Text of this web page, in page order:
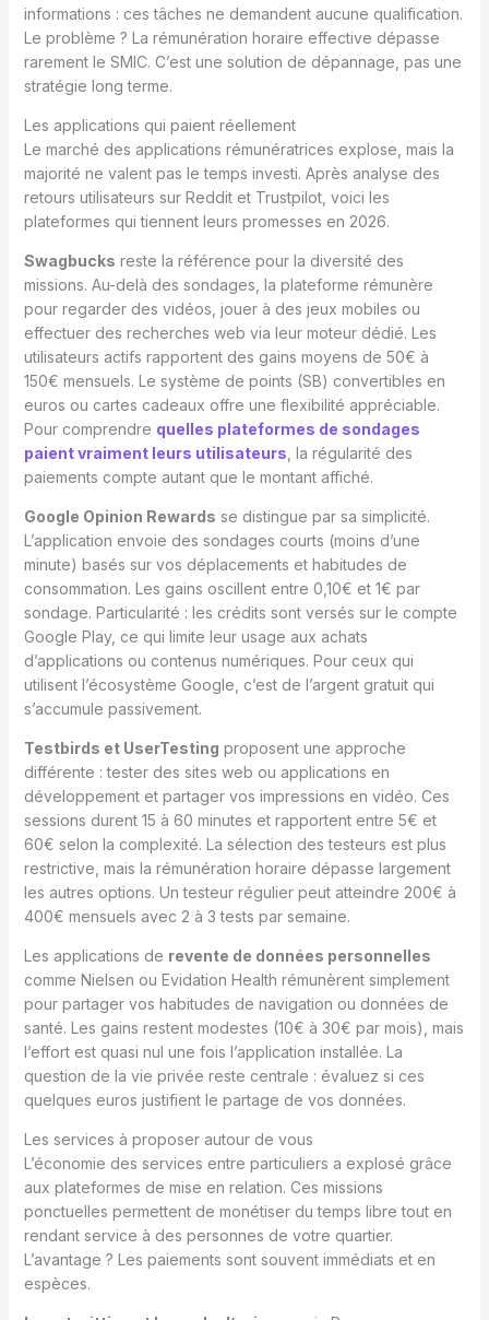
informations : ces tâches ne demandent aucune qualification.
Le problème ? La rémunération horaire effective dépasse
rarement le SMIC. C’est une solution de dépannage, pas une
stratégie long terme.
Les applications qui paient réellement
Le marché des applications rémunératrices explose, mais la
majorité ne valent pas le temps investi. Après analyse des
retours utilisateurs sur Reddit et Trustpilot, voici les
plateformes qui tiennent leurs promesses en 2026.
Swagbucks reste la référence pour la diversité des
missions. Au-delà des sondages, la plateforme rémunère
pour regarder des vidéos, jouer à des jeux mobiles ou
effectuer des recherches web via leur moteur dédié. Les
utilisateurs actifs rapportent des gains moyens de 50€ à
150€ mensuels. Le système de points (SB) convertibles en
euros ou cartes cadeaux offre une flexibilité appréciable.
Pour comprendre quelles plateformes de sondages
paient vraiment leurs utilisateurs , la régularité des
paiements compte autant que le montant affiché.
Google Opinion Rewards se distingue par sa simplicité.
L’application envoie des sondages courts (moins d’une
minute) basés sur vos déplacements et habitudes de
consommation. Les gains oscillent entre 0,10€ et 1€ par
sondage. Particularité : les crédits sont versés sur le compte
Google Play, ce qui limite leur usage aux achats
d’applications ou contenus numériques. Pour ceux qui
utilisent l’écosystème Google, c’est de l’argent gratuit qui
s’accumule passivement.
Testbirds et UserTesting proposent une approche
différente : tester des sites web ou applications en
développement et partager vos impressions en vidéo. Ces
sessions durent 15 à 60 minutes et rapportent entre 5€ et
60€ selon la complexité. La sélection des testeurs est plus
restrictive, mais la rémunération horaire dépasse largement
les autres options. Un testeur régulier peut atteindre 200€ à
400€ mensuels avec 2 à 3 tests par semaine.
Les applications de revente de données personnelles
comme Nielsen ou Evidation Health rémunèrent simplement
pour partager vos habitudes de navigation ou données de
santé. Les gains restent modestes (10€ à 30€ par mois), mais
l’effort est quasi nul une fois l’application installée. La
question de la vie privée reste centrale : évaluez si ces
quelques euros justifient le partage de vos données.
Les services à proposer autour de vous
L’économie des services entre particuliers a explosé grâce
aux plateformes de mise en relation. Ces missions
ponctuelles permettent de monétiser du temps libre tout en
rendant service à des personnes de votre quartier.
L’avantage ? Les paiements sont souvent immédiats et en
espèces.